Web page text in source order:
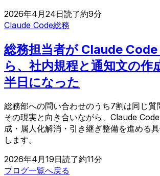
2026年4月24日読了約9分
Claude Code総務
総務担当者が Claude Code
ら、社内規程と通知文の作
半日になった
総務部への問い合わせのうち7割は同じ
その現実と向き合いながら、Claude
成・属人化解消・引き継ぎ整備を進める
します。
2026年4月19日読了約11分
ブログ一覧へ戻る